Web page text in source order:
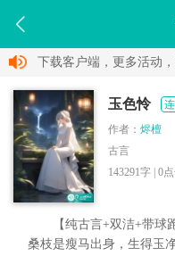
下载客户端，更多活动
玉色怜
作者： 烬檀
古言
143291字 | 0点
【纯古言+双洁+带球
桑枝是瘦马出身，生得